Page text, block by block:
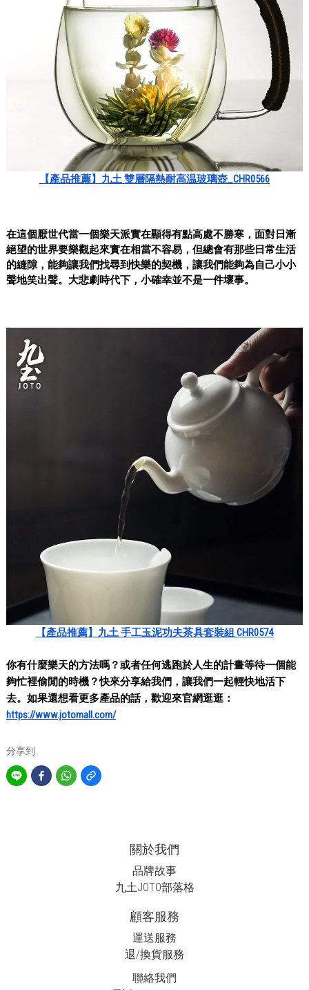
【產品推薦】九土 雙層隔熱耐高温玻璃壺_CHR0566
在這個厭世代當一個樂天派實在顯得有點高處不勝寒，面對日漸
絕望的世界要樂觀起來實在相當不容易，但總會有那些日常生活
的縫隙，能夠讓我們找尋到快樂的契機，讓我們能夠為自己小小
聲地笑出聲。大悲劇時代下，小確幸並不是一件壞事。
【產品推薦】九土 手工玉泥功夫茶具套裝組 CHR0574
你有什麼樂天的方法嗎？或者任何逃跑於人生的計畫等待一個能
夠忙裡偷閒的時機？快來分享給我們，讓我們一起輕快地活下
去。如果還想看更多產品的話，歡迎來官網逛逛：
https://www.jotomall.com/
分享到
關於我們
品牌故事
九土JOTO部落格
顧客服務
運送服務
退/換貨服務
聯絡我們